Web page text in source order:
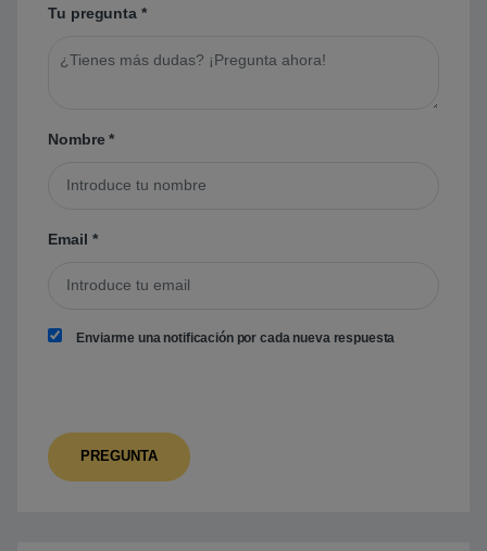
Tu pregunta *
Nombre*
Email *
Enviarme una notificación por cada nueva respuesta